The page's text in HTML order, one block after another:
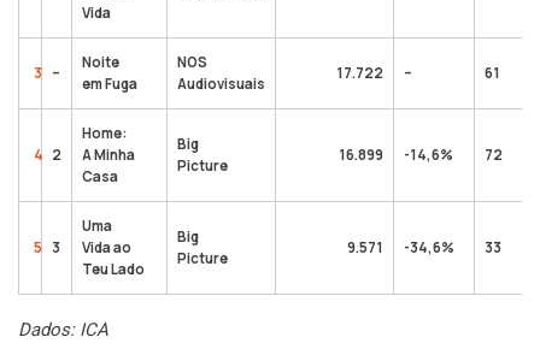
Vida
3 –
Noite
em Fuga
NOS
Audiovisuais
17.722 – 61
4 2
Home:
A Minha
Casa
Big
Picture
16.899 -14,6% 72
5 3
Uma
Vida ao
Teu Lado
Big
Picture
9.571 -34,6% 33
Dados: ICA